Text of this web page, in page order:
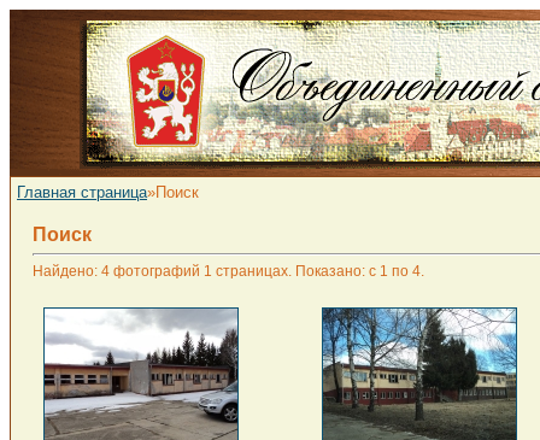
Главная страница»Поиск
Поиск
Найдено: 4 фотографий 1 страницах. Показано: с 1 по 4.